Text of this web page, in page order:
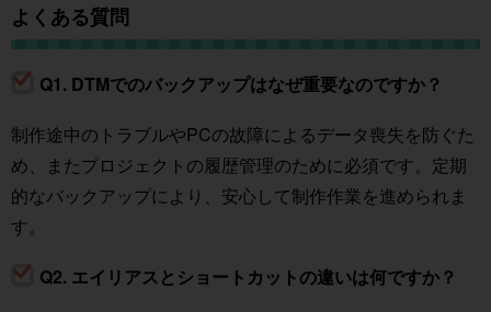
よくある質問
Q1. DTMでのバックアップはなぜ重要なのですか？
制作途中のトラブルやPCの故障によるデータ喪失を防ぐた
め、またプロジェクトの履歴管理のために必須です。定期
的なバックアップにより、安心して制作作業を進められま
す。
Q2. エイリアスとショートカットの違いは何ですか？